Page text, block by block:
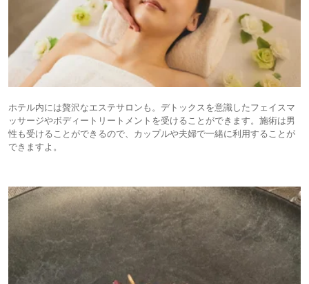
ホテル内には贅沢なエステサロンも。デトックスを意識したフェイスマ
ッサージやボディートリートメントを受けることができます。施術は男
性も受けることができるので、カップルや夫婦で一緒に利用することが
できますよ。